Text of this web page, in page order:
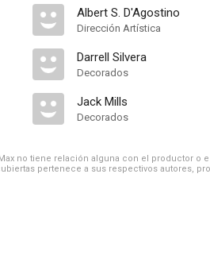
Albert S. D'Agostino
Dirección Artística
Darrell Silvera
Decorados
Jack Mills
Decorados
no tiene relación alguna con el productor o
pertenece a sus respectivos autores,